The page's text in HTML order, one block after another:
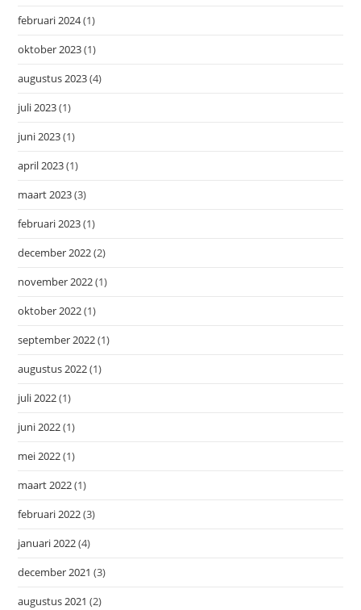
februari 2024(1)
oktober 2023(1)
augustus 2023(4)
juli 2023(1)
juni 2023(1)
april 2023(1)
maart 2023(3)
februari 2023(1)
december 2022(2)
november 2022(1)
oktober 2022(1)
september 2022(1)
augustus 2022(1)
juli 2022(1)
juni 2022(1)
mei 2022(1)
maart 2022(1)
februari 2022(3)
januari 2022(4)
december 2021 (3)
augustus 2021 (2)